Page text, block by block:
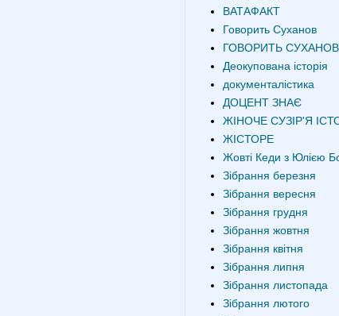
ВАТАФАКТ
Говорить Суханов
ГОВОРИТЬ СУХАНОВ
Деокупована історія
документалістика
ДОЦЕНТ ЗНАЄ
ЖІНОЧЕ СУЗІР'Я
ЖІСТОРЕ
Жовті Кеди з Юлією
Зібрання березня
Зібрання вересня
Зібрання грудня
Зібрання жовтня
Зібрання квітня
Зібрання липня
Зібрання листопада
Зібрання лютого